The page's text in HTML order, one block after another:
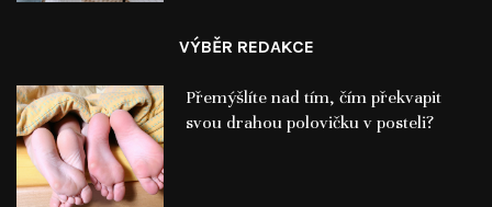
VÝBĚR REDAKCE
Přemýšlíte nad tím, čím překvapit
svou drahou polovičku v posteli?